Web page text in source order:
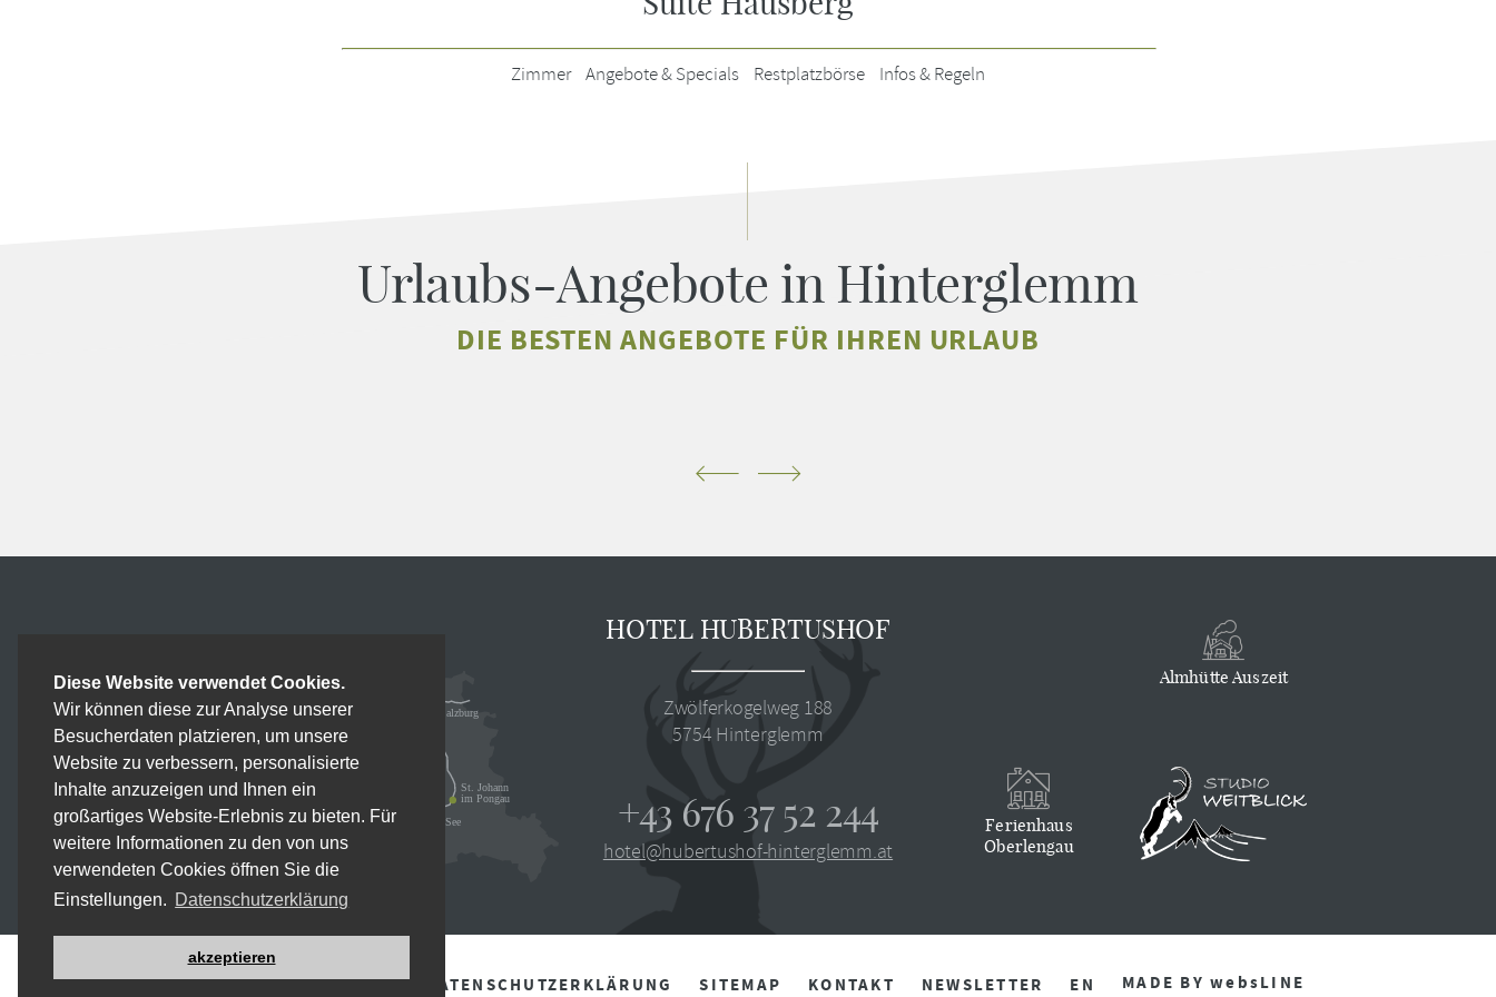
Diese Website verwendet Cookies.
Wir können diese zur Analyse unserer
Besucherdaten platzieren, um unsere
Website zu verbessern, personalisierte
Inhalte anzuzeigen und Ihnen ein
großartiges Website-Erlebnis zu bieten. Für
weitere Informationen zu den von uns
verwendeten Cookies öffnen Sie die
Einstellungen. Datenschutzerklärung
akzeptieren
Zimmer Angebote & Specials Restplatzbörse Infos & Regeln
Urlaubs-Angebote in Hinterglemm
DIE BESTEN ANGEBOTE FÜR IHREN URLAUB
Almhütte Auszeit
Ferienhaus
Oberlengau
HOTEL HUBERTUSHOF
Zwölferkogelweg 188
5754 Hinterglemm
+43 676 37 52 244
hotel@hubertushof-hinterglemm.at
IMPRESSUM DATENSCHUTZERKLÄRUNG SITEMAP KONTAKT NEWSLETTER EN MADE BY websLINE